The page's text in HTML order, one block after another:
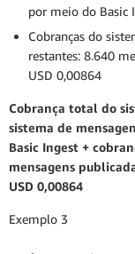
por meio do Basic
Cobranças do
restantes: 8.640
USD 0,00864
Cobrança total do
sistema de
Basic Ingest +
mensagens
USD 0,00864
Exemplo 3